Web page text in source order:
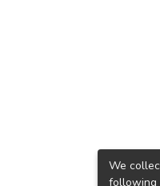
We
following